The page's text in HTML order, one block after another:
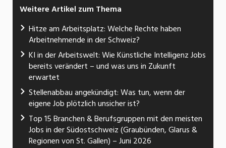
Weitere Artikel zum Thema
Hitze am Arbeitsplatz: Welche Rechte haben
Arbeitnehmende in der Schweiz?
KI in der Arbeitswelt: Wie Künstliche Intelligenz Jobs
bereits verändert – und was uns in Zukunft
erwartet
Stellenabbau angekündigt: Was tun, wenn der
eigene Job plötzlich unsicher ist?
Top 15 Branchen & Berufsgruppen mit den meisten
Jobs in der Südostschweiz (Graubünden, Glarus &
Regionen von St. Gallen) – Juni 2026